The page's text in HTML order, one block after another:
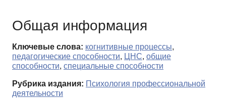
Общая информация
Ключевые слова: когнитивные процессы,
педагогические способности, ЦНС, общие
способности, специальные способности
Рубрика издания: Психология профессиональной
деятельности